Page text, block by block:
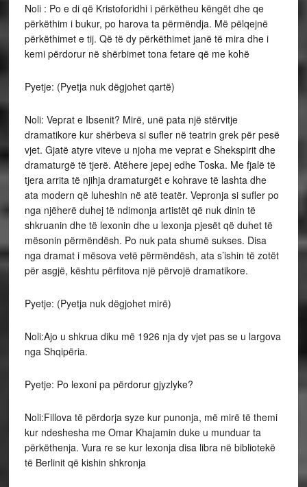
Noli : Po e di që Kristoforidhi i përkëtheu këngët dhe qe
përkëthim i bukur, po harova ta përmëndja. Më pëlqejnë
përkëthimet e tij. Që të dy përkëthimet janë të mira dhe i
kemi përdorur në shërbimet tona fetare që me kohë
Pyetje: (Pyetja nuk dëgjohet qartë)
Noli: Veprat e Ibsenit? Mirë, unë pata një stërvitje
dramatikore kur shërbeva si sufler në teatrin grek për pesë
vjet. Gjatë atyre viteve u njoha me veprat e Shekspirit dhe
dramaturgë të tjerë. Atëhere jepej edhe Toska. Me fjalë të
tjera arrita të njihja dramaturgët e kohrave të lashta dhe
ata modern që luheshin në atë teatër. Vepronja si sufler po
nga njëherë duhej të ndimonja artistët që nuk dinin të
shkruanin dhe të lexonin dhe u lexonja pjesët që duhet të
mësonin përmëndësh. Po nuk pata shumë sukses. Disa
nga dramat i mësova vetë përmëndësh, ata s’ishin të zotët
për asgjë, kështu përfitova një përvojë dramatikore.
Pyetje: (Pyetja nuk dëgjohet mirë)
Noli:Ajo u shkrua diku më 1926 nja dy vjet pas se u largova
nga Shqipëria.
Pyetje: Po lexoni pa përdorur gjyzlyke?
Noli:Fillova të përdorja syze kur punonja, më mirë të themi
kur ndeshesha me Omar Khajamin duke u munduar ta
përkëthenja. Vura re se kur lexonja disa libra në bibliotekë
të Berlinit që kishin shkronja